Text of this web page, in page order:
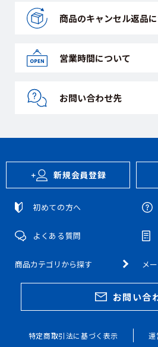
商品のキャンセル返品
営業時間について
お問い合わせ先
新規会員登録
初めての方へ
よくある質問
商品カテゴリから探す メ
お問い合
特定商取引法に基づく表示 運